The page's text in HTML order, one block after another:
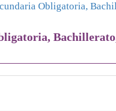
Obligatoria,